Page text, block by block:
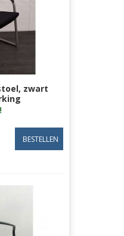
zwart
rug,